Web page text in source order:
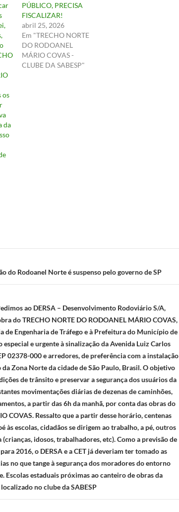
os
da
PÚBLICO, PRECISA
FISCALIZAR!
abril 25, 2026
Em "TRECHO NORTE
DO RODOANEL
MÁRIO COVAS -
CLUBE DA SABESP"
do Rodoanel Norte é suspenso pelo governo de SP
ao DERSA – Desenvolvimento Rodoviário S/A,
do TRECHO NORTE DO RODOANEL MÁRIO COVAS,
de Engenharia de Tráfego e à Prefeitura do Município de
especial e urgente à sinalização da Avenida Luiz Carlos
02378-000 e arredores, de preferência com a instalação
da Zona Norte da cidade de São Paulo, Brasil. O objetivo
de trânsito e preservar a segurança dos usuários da
movimentações diárias de dezenas de caminhões,
a partir das 6h da manhã, por conta das obras do
COVAS. Ressalto que a partir desse horário, centenas
às escolas, cidadãos se dirigem ao trabalho, a pé, outros
idosos, trabalhadores, etc). Como a previsão de
2016, o DERSA e a CET já deveriam ter tomado as
no que tange à segurança dos moradores do entorno
Escolas estaduais próximas ao canteiro de obras da
no clube da SABESP